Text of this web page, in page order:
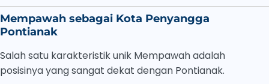
Mempawah sebagai Kota Penyangga
Pontianak
Salah satu karakteristik unik Mempawah adalah
posisinya yang sangat dekat dengan Pontianak.